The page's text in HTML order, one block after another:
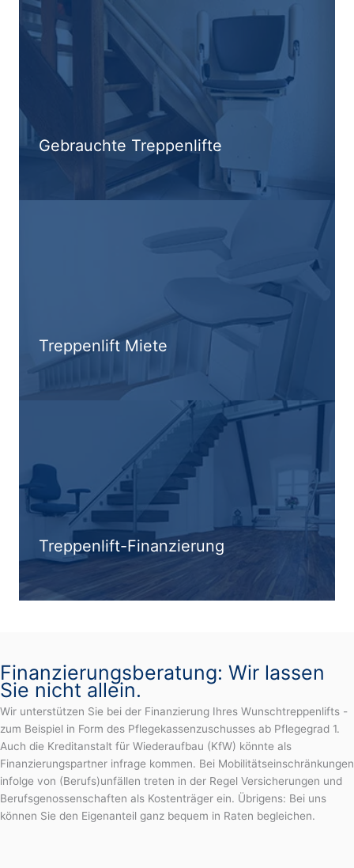
Gebrauchte Treppenlifte
Treppenlift Miete
Treppenlift-Finanzierung
Finanzierungsberatung: Wir lassen
Sie nicht allein.
Wir unterstützen Sie bei der Finanzierung Ihres Wunschtreppenlifts -
zum Beispiel in Form des Pflegekassenzuschusses ab Pflegegrad 1.
Auch die Kreditanstalt für Wiederaufbau (KfW) könnte als
Finanzierungspartner infrage kommen. Bei Mobilitätseinschränkungen
infolge von (Berufs)unfällen treten in der Regel Versicherungen und
Berufsgenossenschaften als Kostenträger ein. Übrigens: Bei uns
können Sie den Eigenanteil ganz bequem in Raten begleichen.